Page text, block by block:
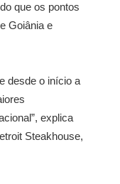
que os pontos
Goiânia e
desde o início a
explica
Steakhouse,